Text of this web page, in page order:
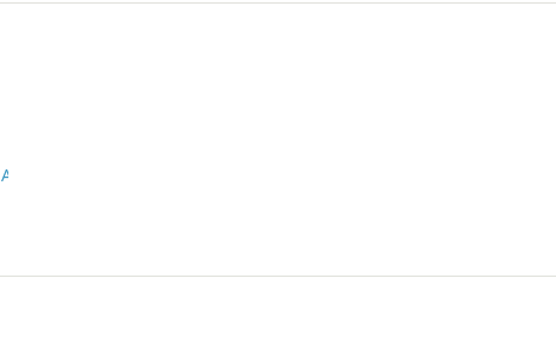
BIENNALE 2013-2014